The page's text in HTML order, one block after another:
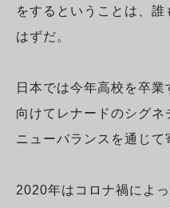
をするということは、
はずだ。
日本では今年高校を卒
向けてレナードのシグネ
ニューバランスを通じて
2020年はコロナ禍によ